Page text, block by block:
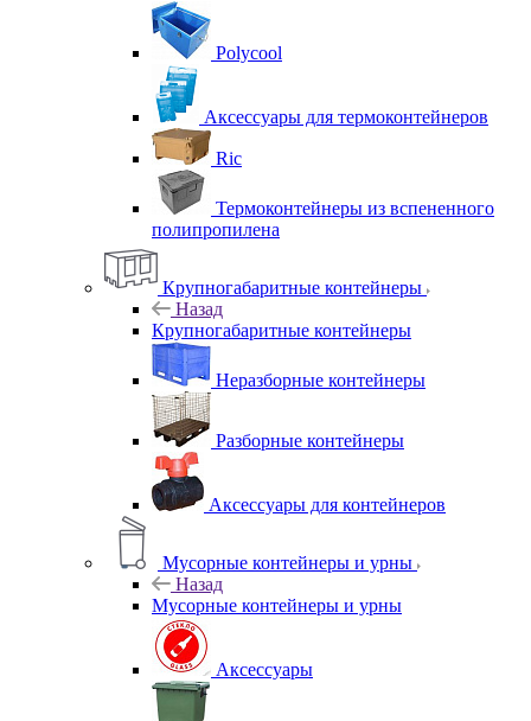
Polycool
Аксессуары для термоконтейнеров
Ric
Термоконтейнеры из вспененного
полипропилена
Крупногабаритные контейнеры
Назад
Крупногабаритные контейнеры
Неразборные контейнеры
Разборные контейнеры
Аксессуары для контейнеров
Мусорные контейнеры и урны
Назад
Мусорные контейнеры и урны
Аксессуары